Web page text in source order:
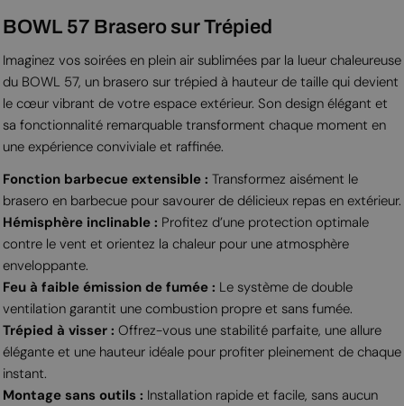
BOWL 57 Brasero sur Trépied
Imaginez vos soirées en plein air sublimées par la lueur chaleureuse
du BOWL 57, un brasero sur trépied à hauteur de taille qui devient
le cœur vibrant de votre espace extérieur. Son design élégant et
sa fonctionnalité remarquable transforment chaque moment en
une expérience conviviale et raffinée.
Fonction barbecue extensible : Transformez aisément le
brasero en barbecue pour savourer de délicieux repas en extérieur.
Hémisphère inclinable : Profitez d’une protection optimale
contre le vent et orientez la chaleur pour une atmosphère
enveloppante.
Feu à faible émission de fumée : Le système de double
ventilation garantit une combustion propre et sans fumée.
Trépied à visser : Offrez-vous une stabilité parfaite, une allure
élégante et une hauteur idéale pour profiter pleinement de chaque
instant.
Montage sans outils : Installation rapide et facile, sans aucun